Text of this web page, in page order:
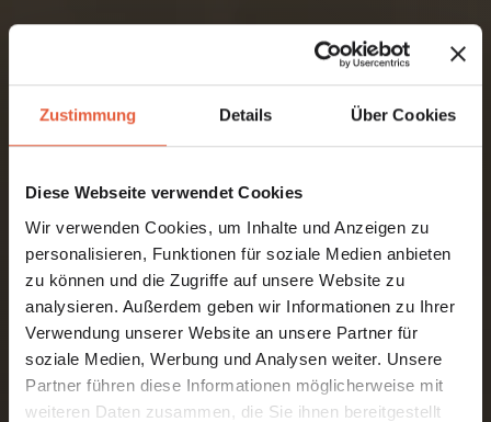
Zustimmung Details Über Cookies
Diese Webseite verwendet Cookies
Wir verwenden Cookies, um Inhalte und Anzeigen zu
personalisieren, Funktionen für soziale Medien anbieten
zu können und die Zugriffe auf unsere Website zu
analysieren. Außerdem geben wir Informationen zu Ihrer
Verwendung unserer Website an unsere Partner für
soziale Medien, Werbung und Analysen weiter. Unsere
Partner führen diese Informationen möglicherweise mit
weiteren Daten zusammen, die Sie ihnen bereitgestellt